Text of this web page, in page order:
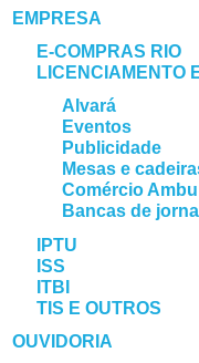
EMPRESA
E-COMPRAS RIO
LICENCIAMENTO
Alvará
Eventos
Publicidade
Mesas e
Comércio
Bancas de
IPTU
ISS
ITBI
TIS E OUTROS
OUVIDORIA